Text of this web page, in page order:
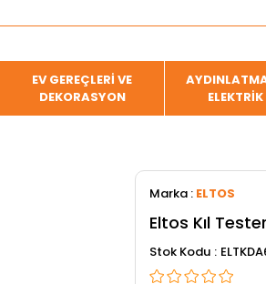
EV GEREÇLERİ VE
DEKORASYON
ELEKTRİK
Marka : ELTOS
Eltos Kıl
Stok Kodu